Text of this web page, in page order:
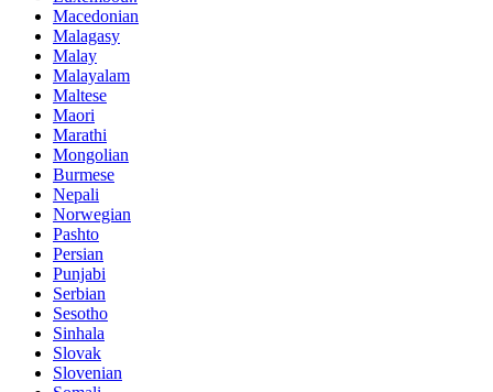
Macedonian
Malagasy
Malay
Malayalam
Maltese
Maori
Marathi
Mongolian
Burmese
Nepali
Norwegian
Pashto
Persian
Punjabi
Serbian
Sesotho
Sinhala
Slovak
Slovenian